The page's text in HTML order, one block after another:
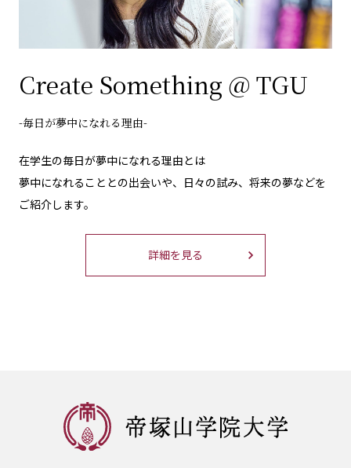
Create Something @ TGU
-毎日が夢中になれる理由-
在学生の毎日が夢中になれる理由とは
夢中になれることとの出会いや、日々の試み、将来の夢などを
ご紹介します。
詳細を見る